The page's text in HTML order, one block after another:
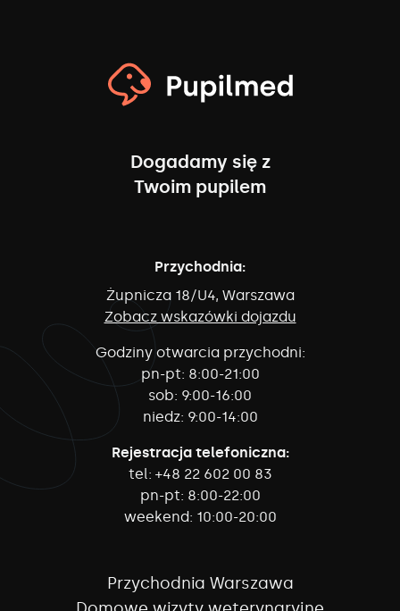
Dogadamy się z
Twoim pupilem
Przychodnia:
Żupnicza 18/U4, Warszawa
Zobacz wskazówki dojazdu
Godziny otwarcia przychodni:
pn-pt: 8:00-21:00
sob: 9:00-16:00
niedz: 9:00-14:00
Rejestracja telefoniczna:
tel: +48 22 602 00 83
pn-pt: 8:00-22:00
weekend: 10:00-20:00
Przychodnia Warszawa